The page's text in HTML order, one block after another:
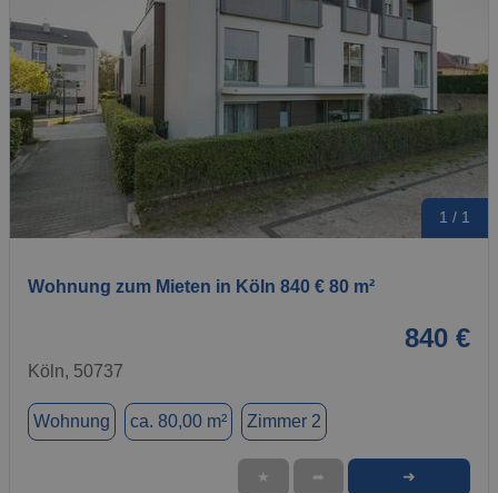
1 / 1
Wohnung zum Mieten in Köln 840 € 80 m²
840 €
Köln, 50737
Wohnung ca. 80,00 m² Zimmer 2
★ ➦ ➜